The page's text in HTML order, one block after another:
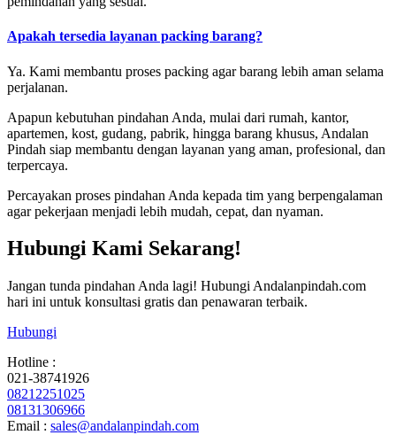
Apakah tersedia layanan packing barang?
Ya. Kami membantu proses packing agar barang lebih aman selama
perjalanan.
Apapun kebutuhan pindahan Anda, mulai dari rumah, kantor,
apartemen, kost, gudang, pabrik, hingga barang khusus, Andalan
Pindah siap membantu dengan layanan yang aman, profesional, dan
terpercaya.
Percayakan proses pindahan Anda kepada tim yang berpengalaman
agar pekerjaan menjadi lebih mudah, cepat, dan nyaman.
Hubungi Kami Sekarang!
Jangan tunda pindahan Anda lagi! Hubungi Andalanpindah.com
hari ini untuk konsultasi gratis dan penawaran terbaik.
Hubungi
Hotline :
021-38741926
08212251025
08131306966
Email : sales@andalanpindah.com